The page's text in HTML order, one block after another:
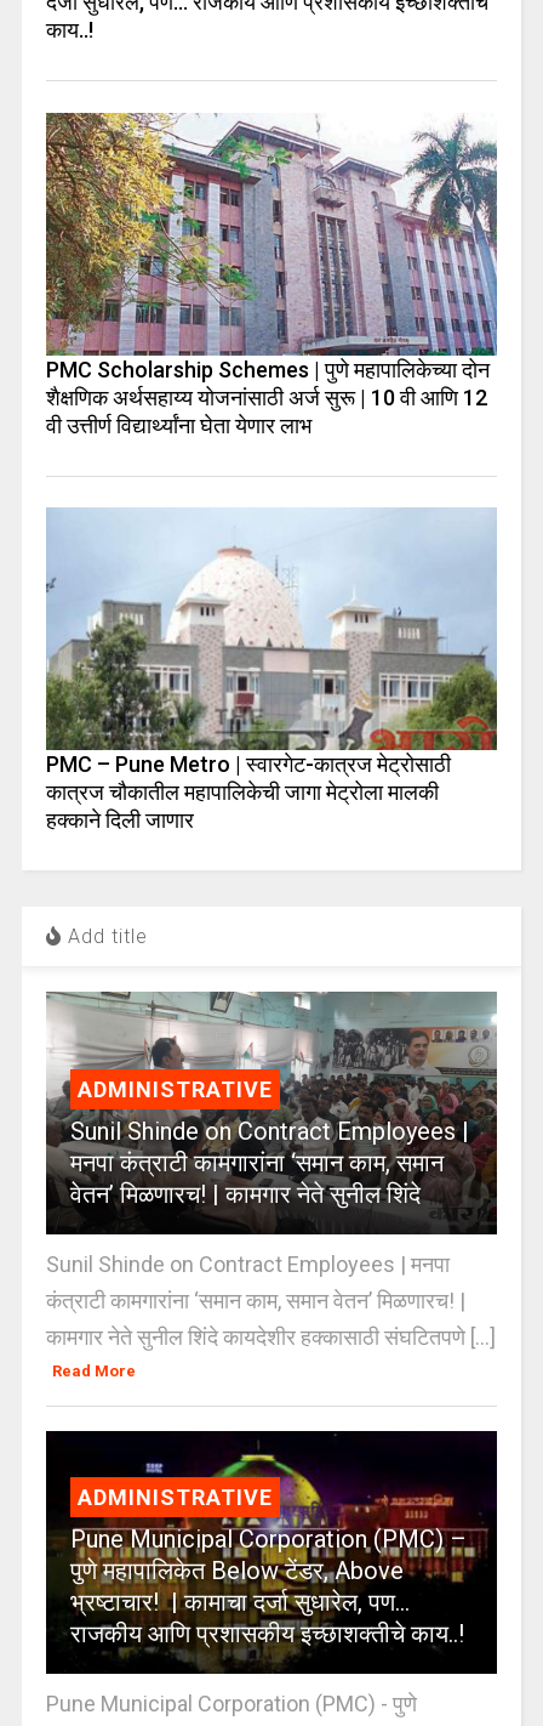
काय..!
PMC Scholarship Schemes | पुणे महापालिकेच्या दोन
शैक्षणिक अर्थसहाय्य योजनांसाठी अर्ज सुरू | 10 वी आणि 12
वी उत्तीर्ण विद्यार्थ्यांना घेता येणार लाभ
PMC – Pune Metro | स्वारगेट-कात्रज मेट्रोसाठी
कात्रज चौकातील महापालिकेची जागा मेट्रोला मालकी
हक्काने दिली जाणार
Add title
ADMINISTRATIVE
Sunil Shinde on Contract Employees |
मनपा कंत्राटी कामगारांना ‘समान काम, समान
वेतन’ मिळणारच! | कामगार नेते सुनील शिंदे
Sunil Shinde on Contract Employees | मनपा
कंत्राटी कामगारांना ‘समान काम, समान वेतन’ मिळणारच! |
कामगार नेते सुनील शिंदे कायदेशीर हक्कासाठी संघटितपणे [...]
Read More
ADMINISTRATIVE
Pune Municipal Corporation (PMC) –
पुणे महापालिकेत Below टेंडर, Above
भ्रष्टाचार! | कामाचा दर्जा सुधारेल, पण…
राजकीय आणि प्रशासकीय इच्छाशक्तीचे काय..!
Pune Municipal Corporation (PMC) - पुणे